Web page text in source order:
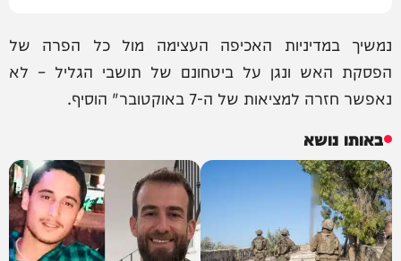
נמשיך במדיניות האכיפה העצימה מול כל הפרה של
הפסקת האש ונגן על ביטחונם של תושבי הגליל – לא
נאפשר חזרה למציאות של ה-7 באוקטובר" הוסיף.
באותו נושא